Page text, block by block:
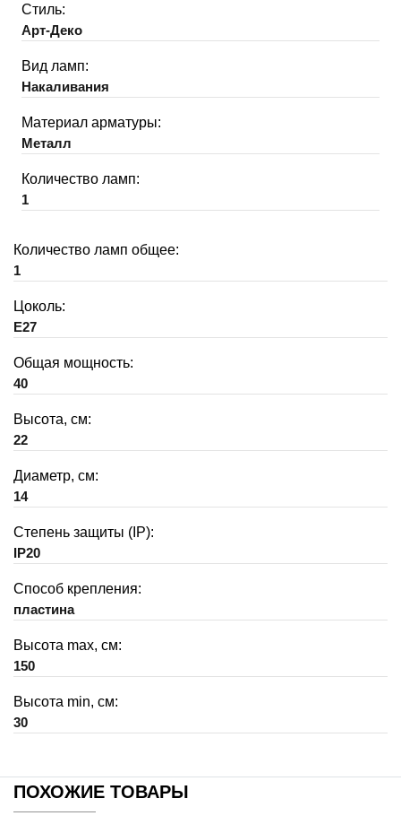
Стиль:
Арт-Деко
Вид ламп:
Накаливания
Материал арматуры:
Металл
Количество ламп:
1
Количество ламп общее:
1
Цоколь:
E27
Общая мощность:
40
Высота, см:
22
Диаметр, см:
14
Степень защиты (IP):
IP20
Способ крепления:
пластина
Высота max, см:
150
Высота min, см:
30
ПОХОЖИЕ ТОВАРЫ